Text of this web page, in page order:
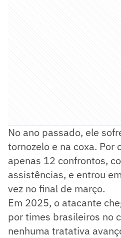
No ano passado, ele
tornozelo e na coxa. Por
apenas 12 confrontos,
assistências, e entrou
vez no final de março.
Em 2025, o atacante
por times brasileiros no
nenhuma tratativa